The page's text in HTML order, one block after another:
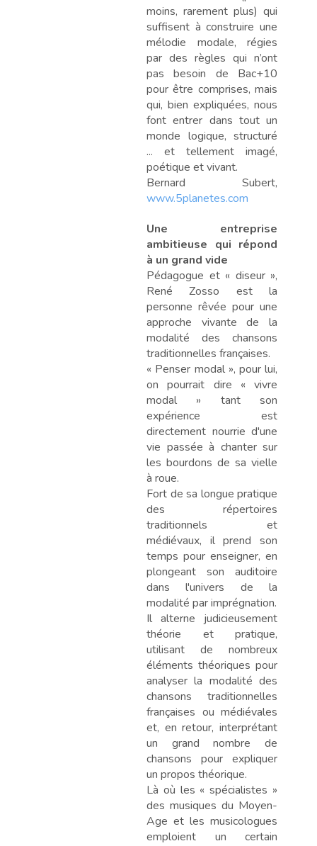
moins, rarement plus) qui
suffisent à construire une
mélodie modale, régies
par des règles qui n’ont
pas besoin de Bac+10
pour être comprises, mais
qui, bien expliquées, nous
font entrer dans tout un
monde logique, structuré
... et tellement imagé,
poétique et vivant.
Bernard Subert,
www.5planetes.com
Une entreprise
ambitieuse qui répond
à un grand vide
Pédagogue et « diseur »,
René Zosso est la
personne rêvée pour une
approche vivante de la
modalité des chansons
traditionnelles françaises.
« Penser modal », pour lui,
on pourrait dire « vivre
modal » tant son
expérience est
directement nourrie d'une
vie passée à chanter sur
les bourdons de sa vielle
à roue.
Fort de sa longue pratique
des répertoires
traditionnels et
médiévaux, il prend son
temps pour enseigner, en
plongeant son auditoire
dans l'univers de la
modalité par imprégnation.
Il alterne judicieusement
théorie et pratique,
utilisant de nombreux
éléments théoriques pour
analyser la modalité des
chansons traditionnelles
françaises ou médiévales
et, en retour, interprétant
un grand nombre de
chansons pour expliquer
un propos théorique.
Là où les « spécialistes »
des musiques du Moyen-
Age et les musicologues
emploient un certain